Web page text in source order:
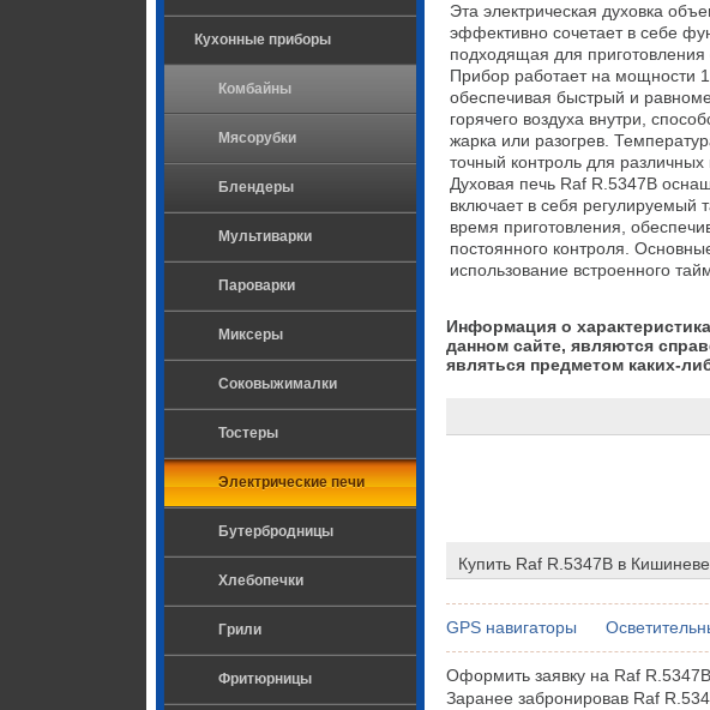
Кухонные приборы
Комбайны
Мясорубки
Блендеры
Мультиварки
Пароварки
Миксеры
Соковыжималки
Тостеры
Электрические печи
Бутербродницы
Хлебопечки
Грили
Фритюрницы
Эта электрическая духовка
эффективно сочетает в себе
подходящая для
Прибор работает на мощности
обеспечивая быстрый и
горячего воздуха внутри,
жарка или разогрев.
точный контроль для различных
Духовая печь Raf R.5347B
включает в себя регулируемый
время приготовления,
постоянного контроля.
использование встроенного
Информация о
данном сайте, являются
являться предметом каких-
Купить Raf R.5347B в Кишиневе
GPS навигаторы
Оформить заявку на Raf
Заранее забронировав Raf